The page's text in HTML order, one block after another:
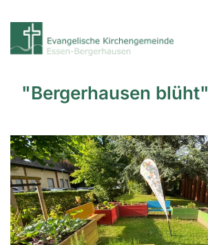
"Bergerhausen blüht"